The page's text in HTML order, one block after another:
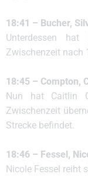
18:41 – Bucher,
Unterdessen
Zwischenzeit nach
18:45 – Compton,
Nun hat Caitlin
Zwischenzeit
Strecke befindet.
18:46 – Fessel,
Nicole Fessel reiht